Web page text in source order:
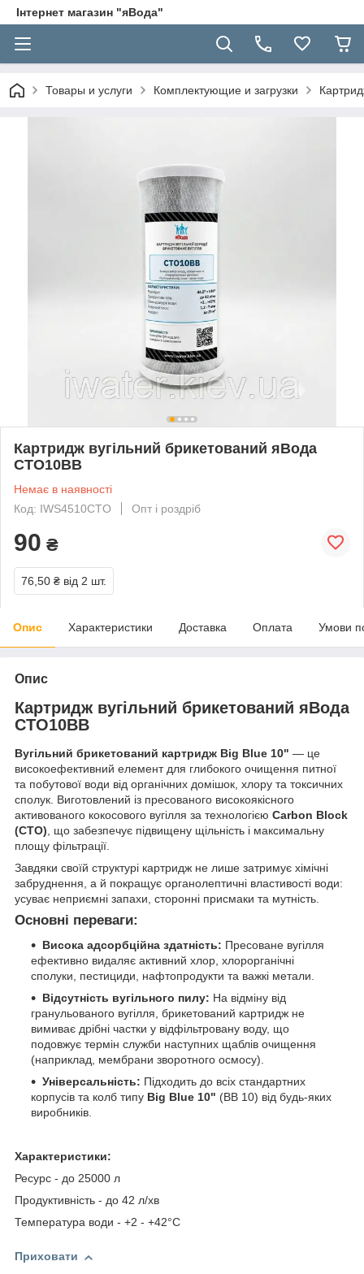
Інтернет магазин "яВода"
Товары и услуги Комплектующие и загрузки
Картридж вугільний брикетований яВода
CTO10ВВ
Немає в наявності
Код: IWS4510CTO
Опт і роздріб
90 ₴
76,50 ₴ від 2 шт.
Опис Характеристики Доставка Оплата Умови
Опис
Картридж вугільний брикетований яВода
CTO10ВВ
Вугільний брикетований картридж Big Blue 10" — це
високоефективний елемент для глибокого очищення питної
та побутової води від органічних домішок, хлору та токсичних
сполук. Виготовлений із пресованого високоякісного
активованого кокосового вугілля за технологією Carbon Block
(CTO), що забезпечує підвищену щільність і максимальну
площу фільтрації.
Завдяки своїй структурі картридж не лише затримує хімічні
забруднення, а й покращує органолептичні властивості води:
усуває неприємні запахи, сторонні присмаки та мутність.
Основні переваги:
Висока адсорбційна здатність: Пресоване вугілля
ефективно видаляє активний хлор, хлорорганічні
сполуки, пестициди, нафтопродукти та важкі метали.
Відсутність вугільного пилу: На відміну від
гранульованого вугілля, брикетований картридж не
вимиває дрібні частки у відфільтровану воду, що
подовжує термін служби наступних щаблів очищення
(наприклад, мембрани зворотного осмосу).
Універсальність: Підходить до всіх стандартних
корпусів та колб типу Big Blue 10" (BB 10) від будь-яких
виробників.
Характеристики:
Ресурс - до 25000 л
Продуктивність - до 42 л/хв
Температура води - +2 - +42°С
Приховати